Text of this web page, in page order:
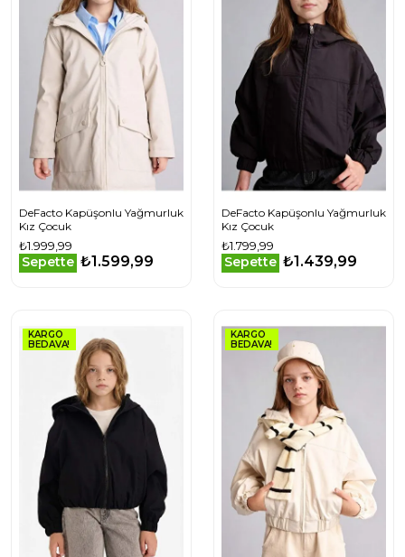
DeFacto Kapüşonlu Yağmurluk
Kız Çocuk
₺1.999,99
Sepette ₺1.599,99
DeFacto Kapüşonlu Yağmurluk
Kız Çocuk
₺1.799,99
Sepette ₺1.439,99
KARGO
BEDAVA!
KARGO
BEDAVA!